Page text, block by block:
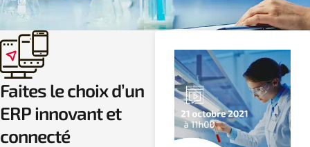
Faites le choix d’un
ERP innovant et
connecté